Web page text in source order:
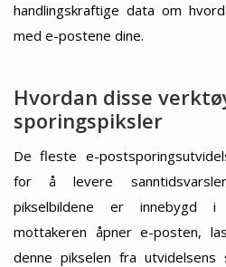
handlingskraftige data om
med e-postene dine.
Hvordan disse
sporingspiksler
De fleste e-
for å levere
pikselbildene er innebygd
mottakeren åpner e-posten,
denne pikselen fra utvidelsens